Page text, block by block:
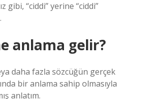
gibi, “ciddi” yerine “ciddi”
anlama gelir?
daha fazla sözcüğün gerçek
bir anlama sahip olmasıyla
anlatım.